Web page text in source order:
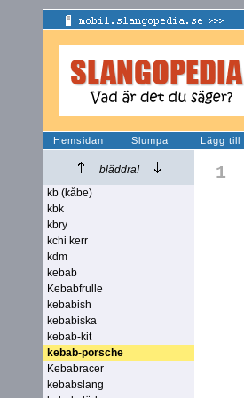
Hemsidan Slumpa Lägg till
bläddra!
kb (kåbe)
kbk
kbry
kchi kerr
kdm
kebab
Kebabfrulle
kebabish
kebabiska
kebab-kit
kebab-porsche
Kebabracer
kebabslang
1